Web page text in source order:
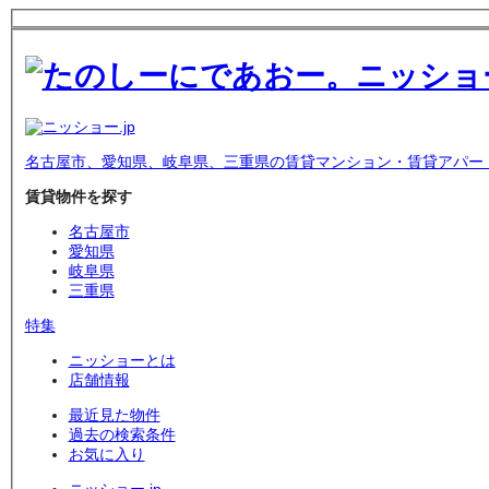
名古屋市、愛知県、岐阜県、三重県の賃貸マンション・賃貸アパー
賃貸物件を探す
名古屋市
愛知県
岐阜県
三重県
特集
ニッショーとは
店舗情報
最近見た物件
過去の検索条件
お気に入り